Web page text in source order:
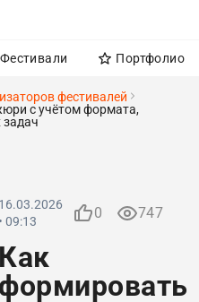
Фестивали Портфолио
фестивалей
с учётом формата,
задач
16.03.2026
• 09:13
0 747
Как
формировать